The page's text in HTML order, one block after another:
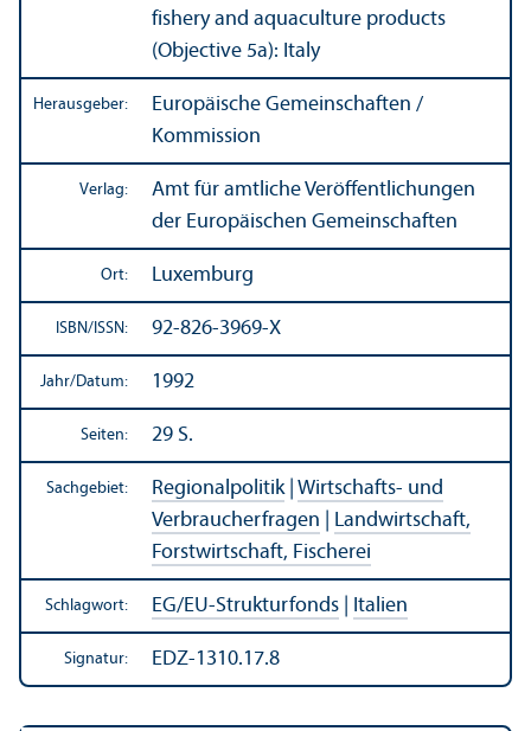
fishery and aquaculture products
(Objective 5a): Italy
Herausgeber:
Europäische Gemeinschaften /
Kommission
Verlag:
Amt für amtliche Veröffentlichungen
der Europäischen Gemeinschaften
Ort: Luxemburg
ISBN/ ISSN: 92-826-3969-X
Jahr/Datum: 1992
Seiten: 29 S.
Sachgebiet: Regionalpolitik| Wirtschafts- und
Verbraucherfragen
Landwirtschaft,
Forstwirtschaft, Fischerei
Schlagwort: EG/EU-Strukturfonds Italien
Signatur: EDZ-1310.17.8